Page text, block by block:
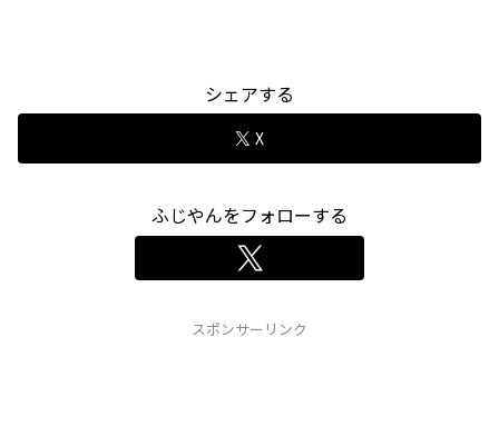
シェアする
X
ふじやんをフォローする
スポンサーリンク